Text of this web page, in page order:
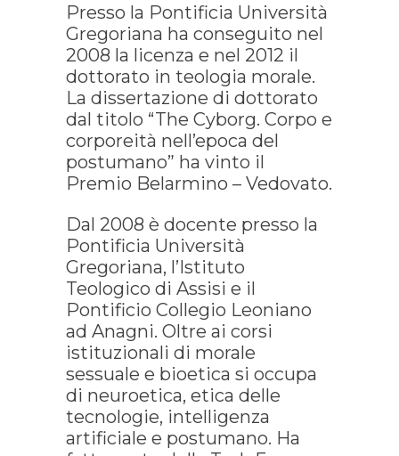
Presso la Pontificia Università
Gregoriana ha conseguito nel
2008 la licenza e nel 2012 il
dottorato in teologia morale.
La dissertazione di dottorato
dal titolo “The Cyborg. Corpo e
corporeità nell’epoca del
postumano” ha vinto il
Premio Belarmino – Vedovato.
Dal 2008 è docente presso la
Pontificia Università
Gregoriana, l’Istituto
Teologico di Assisi e il
Pontificio Collegio Leoniano
ad Anagni. Oltre ai corsi
istituzionali di morale
sessuale e bioetica si occupa
di neuroetica, etica delle
tecnologie, intelligenza
artificiale e postumano. Ha